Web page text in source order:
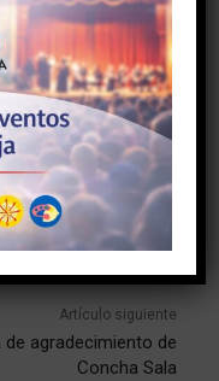
#ocio
#torrevieja
Pinterest
Artículo siguiente
de agradecimiento de
Concha Sala